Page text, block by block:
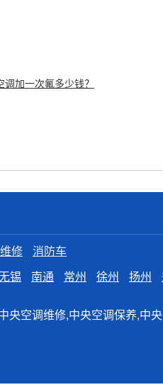
加一次氟多少钱？
修
消防车
锡 南通 常州 徐州 扬州
空调维修,中央空调保养,中